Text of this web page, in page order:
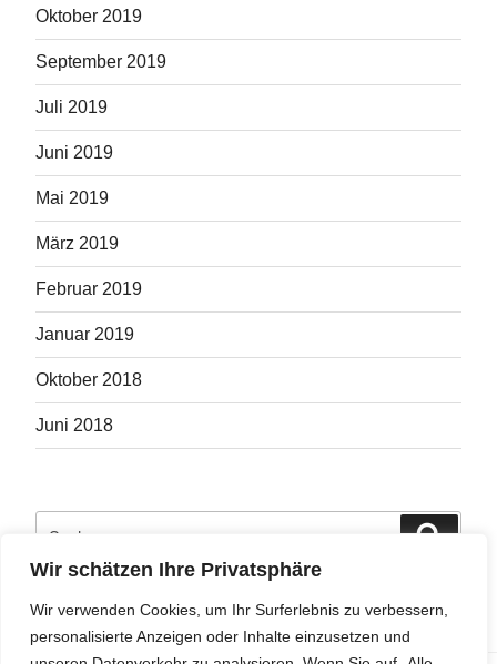
Wir schätzen Ihre Privatsphäre
Wir verwenden Cookies, um Ihr Surferlebnis zu verbessern,
personalisierte Anzeigen oder Inhalte einzusetzen und
Oktober 2019
September 2019
Juli 2019
Juni 2019
Mai 2019
März 2019
Februar 2019
Januar 2019
Oktober 2018
Juni 2018